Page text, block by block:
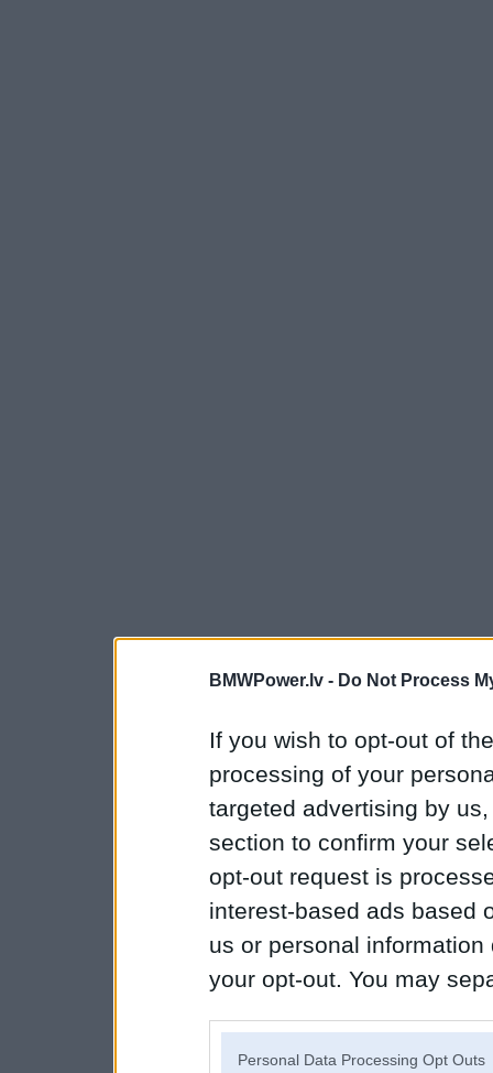
BMWPower.lv - Do Not Process
If you wish to opt-out of
processing of your
targeted advertising by
section to confirm your
opt-out request is
interest-based ads based
us or personal
your opt-out. You may
Personal Data Processing Opt Outs